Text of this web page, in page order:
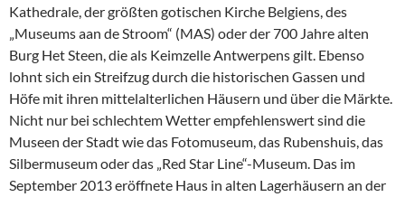
Kathedrale, der größten gotischen Kirche Belgiens, des
„Museums aan de Stroom“ (MAS) oder der 700 Jahre alten
Burg Het Steen, die als Keimzelle Antwerpens gilt. Ebenso
lohnt sich ein Streifzug durch die historischen Gassen und
Höfe mit ihren mittelalterlichen Häusern und über die Märkte.
Nicht nur bei schlechtem Wetter empfehlenswert sind die
Museen der Stadt wie das Fotomuseum, das Rubenshuis, das
Silbermuseum oder das „Red Star Line“-Museum. Das im
September 2013 eröffnete Haus in alten Lagerhäusern an der